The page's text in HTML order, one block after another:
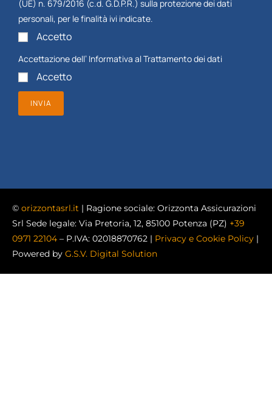
(UE) n. 679/2016 (c.d. G.D.P.R.) sulla protezione dei dati
personali, per le finalità ivi indicate.
Accetto
Accettazione dell’ Informativa al Trattamento dei dati
Accetto
INVIA
© orizzontasrl.it | Ragione sociale: Orizzonta Assicurazioni
Srl Sede legale: Via Pretoria, 12, 85100 Potenza (PZ) +39
0971 22104 – P.IVA: 02018870762 | Privacy e Cookie Policy |
Powered by G.S.V. Digital Solution